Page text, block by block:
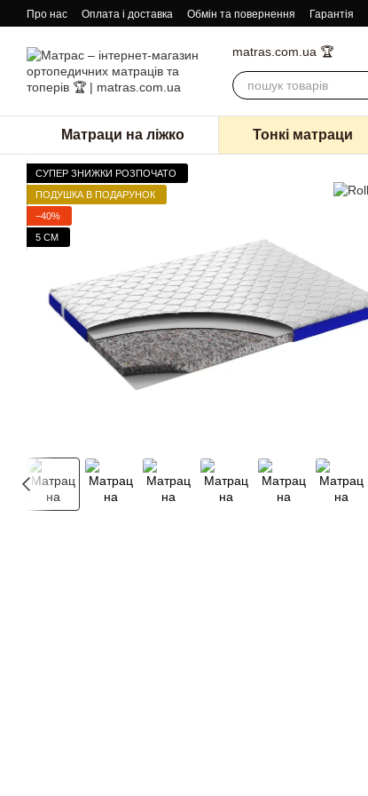
Перейти к основному контенту
Про нас Оплата і доставка Обмін та повернення Гарантія
matras.com.ua 🏆
Матраци на ліжко Тонкі матраци
СУПЕР ЗНИЖКИ РОЗПОЧАТО
ПОДУШКА В ПОДАРУНОК
−40%
5 СМ